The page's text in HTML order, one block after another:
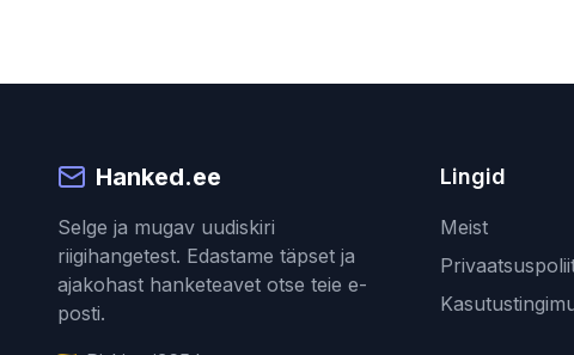
Hanked.ee
Selge ja mugav uudiskiri
riigihangetest. Edastame täpset ja
ajakohast hanketeavet otse teie e-
posti.
Lingid
Meist